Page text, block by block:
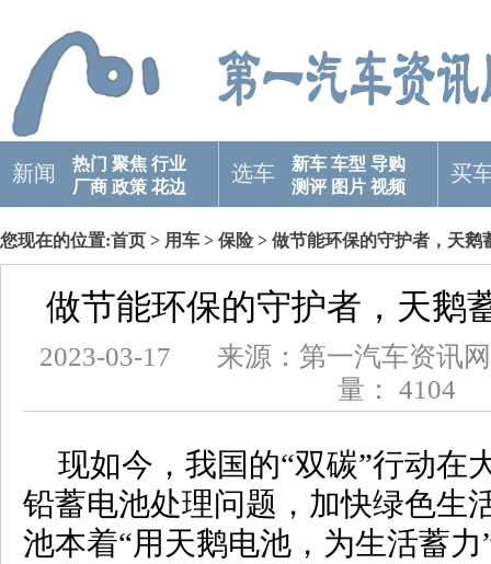
新闻 热门 聚焦 行业
厂商 政策 花边
选车 新车 车型 导购
测评 图片 视频
买
您现在的位置:首页 > 用车 > 保险> 做节能环保的守护者，天鹅
做节能环保的守护者，天鹅
2023-03-17 来源：第一汽车资
量： 4104
现如今，我国的“双碳”行动在
铅蓄电池处理问题，加快绿色生
池本着“用天鹅电池，为生活蓄